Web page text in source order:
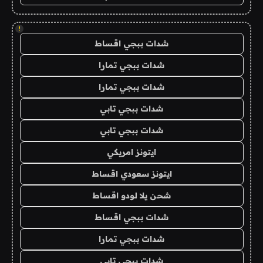
!
شدات ببجي اقساط
شدات ببجي تمارا
شدات ببجي تمارا
شدات ببجي تابي
شدات ببجي تابي
ايتونز امريكي
ايتونز سعودي اقساط
شحن يلا لودو اقساط
شدات ببجي اقساط
شدات ببجي تمارا
شدات ببجي تابي